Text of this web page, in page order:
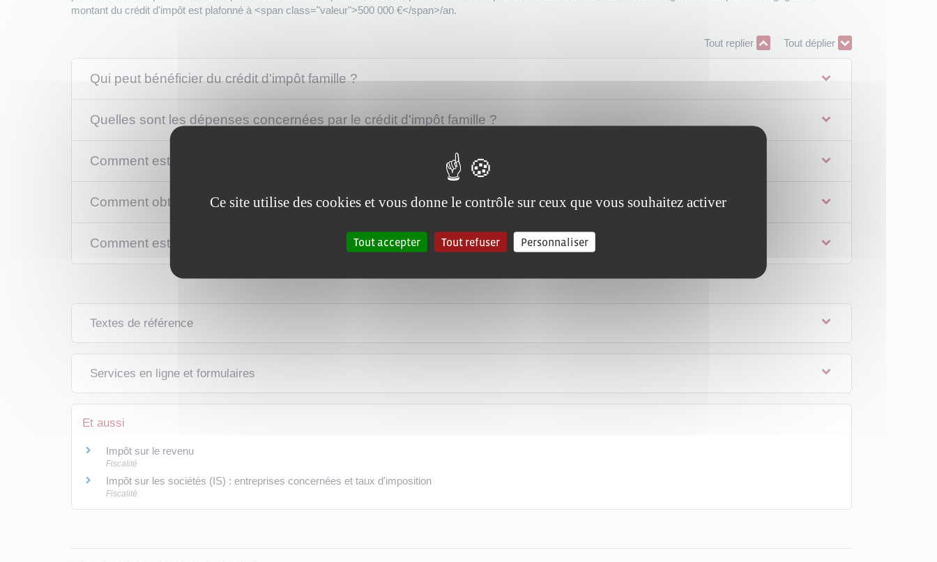
montant du crédit d'impôt est plafonné à <span class="valeur">500 000 €</span>/an.
Tout replier Tout déplier
Qui peut bénéficier du crédit d'impôt famille ?
Quelles sont les dépenses concernées par le crédit d'impôt famille ?
Comment est calculé le crédit d'impôt famille ?
Comment obtenir le crédit d'impôt famille ?
Comment est versé le crédit d'impôt ?
Textes de référence
Services en ligne et formulaires
Et aussi
Impôt sur le revenu
Fiscalité
Impôt sur les sociétés (IS) : entreprises concernées et taux d'imposition
Fiscalité
Ce site utilise des cookies et vous donne le contrôle sur ceux que vous souhaitez activer
Tout accepter Tout refuser Personnaliser